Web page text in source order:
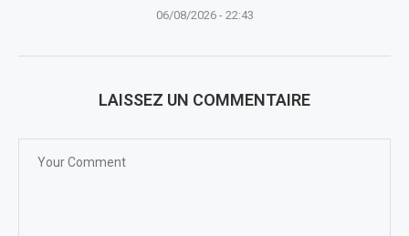
06/08/2026 - 22:43
LAISSEZ UN COMMENTAIRE